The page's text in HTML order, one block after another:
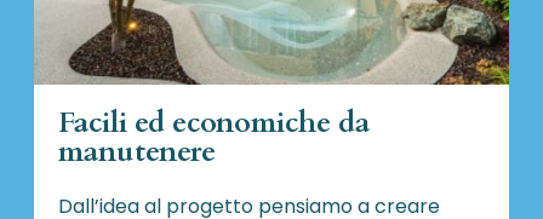
Facili ed economiche da
manutenere
Dall’idea al progetto pensiamo a creare